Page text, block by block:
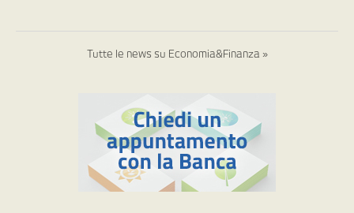
Tutte le news su Economia&Finanza »